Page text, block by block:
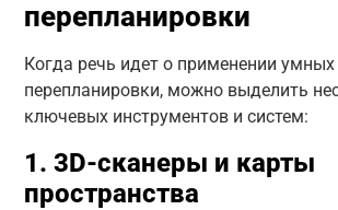
перепланировки
Когда речь идет о применении умных
перепланировки, можно выделить
ключевых инструментов и систем:
1. 3D-сканеры и карты
пространства